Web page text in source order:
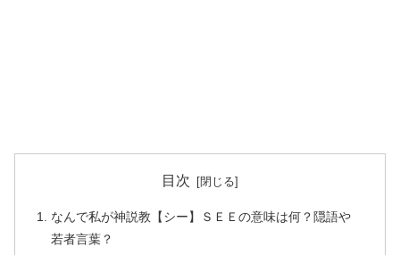
目次
なんで私が神説教【シー】ＳＥＥの意味は何？隠語や
若者言葉？